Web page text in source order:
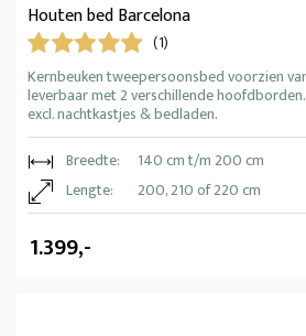
Houten bed Barcelona
(1)
Kernbeuken tweepersoonsbed voorzien
leverbaar met 2 verschillende
excl. nachtkastjes & bedladen.
Breedte:
140 cm t/m 200 cm
Lengte:
200, 210 of 220 cm
1.399,-